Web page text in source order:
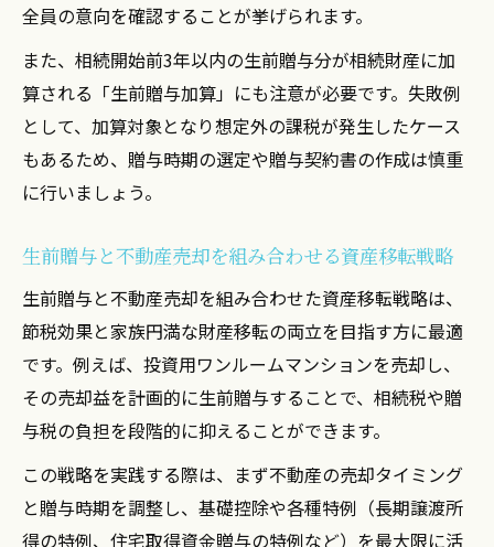
全員の意向を確認することが挙げられます。
また、相続開始前3年以内の生前贈与分が相続財産に加
算される「生前贈与加算」にも注意が必要です。失敗例
として、加算対象となり想定外の課税が発生したケース
もあるため、贈与時期の選定や贈与契約書の作成は慎重
に行いましょう。
生前贈与と不動産売却を組み合わせる資産移転戦略
生前贈与と不動産売却を組み合わせた資産移転戦略は、
節税効果と家族円満な財産移転の両立を目指す方に最適
です。例えば、投資用ワンルームマンションを売却し、
その売却益を計画的に生前贈与することで、相続税や贈
与税の負担を段階的に抑えることができます。
この戦略を実践する際は、まず不動産の売却タイミング
と贈与時期を調整し、基礎控除や各種特例（長期譲渡所
得の特例、住宅取得資金贈与の特例など）を最大限に活